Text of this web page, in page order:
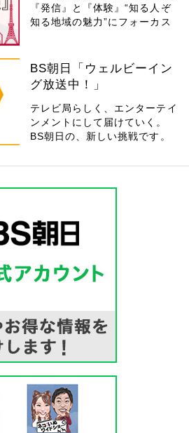
『発信』と『体験』“知る人ぞ
知る地域の魅力”にフォーカス
BS朝日「ウェルビーイン
グ放送中！」
テレビ局らしく、エンターテイ
ンメントにして届けていく。
BS朝日の、新しい挑戦です。